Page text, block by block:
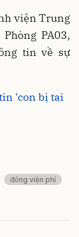
viện Trung
PA03,
tin về sự
'con bị tai
đóng viện phí